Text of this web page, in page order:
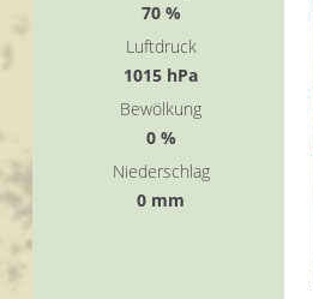
70 %
Luftdruck
1015 hPa
Bewölkung
0 %
Niederschlag
0 mm